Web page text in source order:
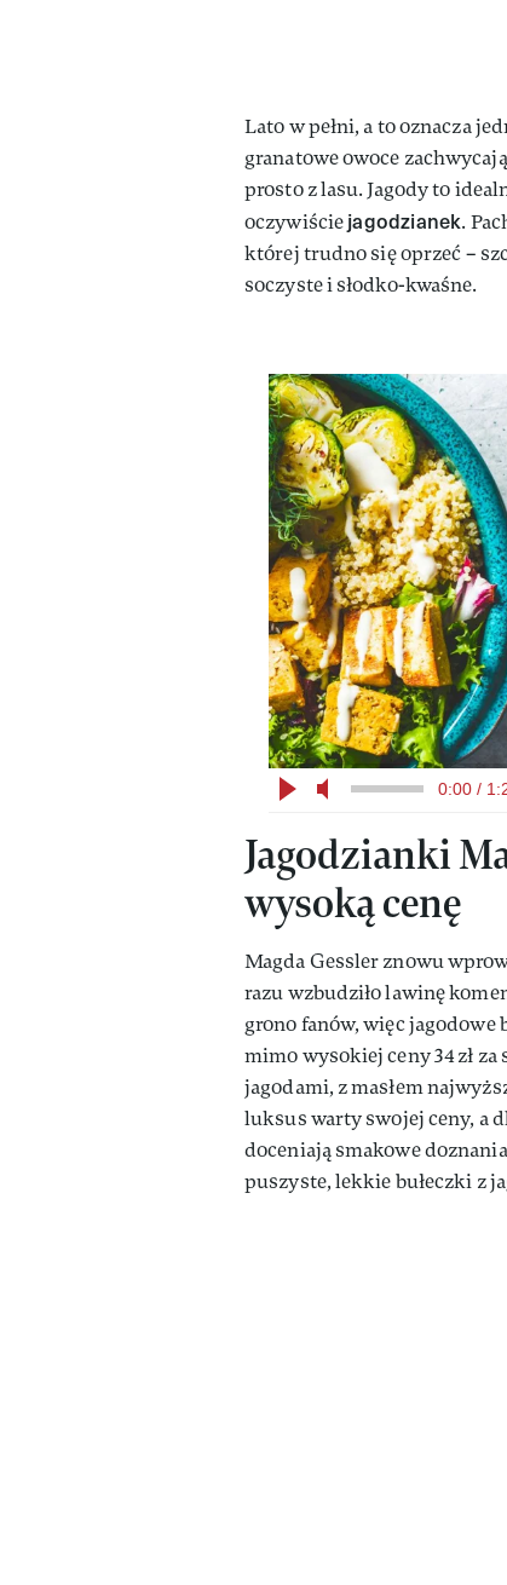
Lato w pełni, a to oznacza
granatowe owoce
prosto z lasu. Jagody to
oczywiściejagodzianek.
której trudno się oprzeć –
soczyste i słodko-kwaśne.
0:00 /
Jagodzianki
wysoką cenę
Magda Gessler znowu
razu wzbudziło lawinę
grono fanów, więc jagodowe
mimo wysokiej ceny 34 zł
jagodami, z masłem
luksus warty swojej ceny, a
doceniają smakowe
puszyste, lekkie bułeczki z